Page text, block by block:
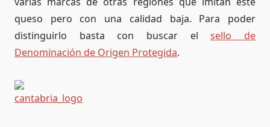
queso pero con una calidad baja. Para poder
distinguirlo basta con buscar elsello de
Denominación de Origen Protegida.